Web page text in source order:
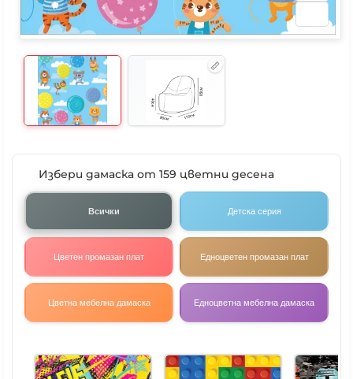
Избери дамаска от 159 цветни десена
Всички Детска серия
Цветен промазан плат Едноцветен промазан плат
Цветна мебелна дамаска Едноцветна мебелна дамаска